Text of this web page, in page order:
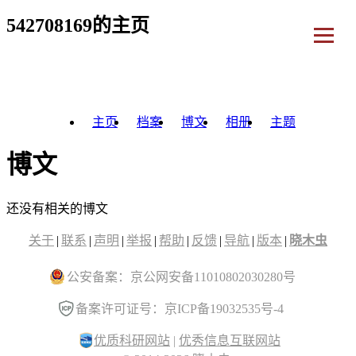
542708169的主页
主页 档案 博文 相册 主题
博文
还没有相关的博文
关于 | 联系 | 声明 | 举报 | 帮助 | 反馈 | 导航 | 版本 | 晓木虫
公安备案：京公网安备11010802030280号
备案许可证号：京ICP备19032535号-4
优质科研网站 | 优秀信息互联网站